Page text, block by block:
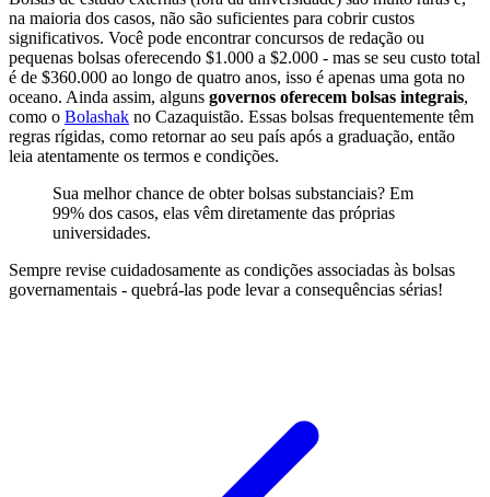
na maioria dos casos, não são suficientes para cobrir custos
significativos. Você pode encontrar concursos de redação ou
pequenas bolsas oferecendo $1.000 a $2.000 - mas se seu custo total
é de $360.000 ao longo de quatro anos, isso é apenas uma gota no
oceano. Ainda assim, alguns governos oferecem bolsas integrais,
como o Bolashak no Cazaquistão. Essas bolsas frequentemente têm
regras rígidas, como retornar ao seu país após a graduação, então
leia atentamente os termos e condições.
Sua melhor chance de obter bolsas substanciais? Em
99% dos casos, elas vêm diretamente das próprias
universidades.
Sempre revise cuidadosamente as condições associadas às bolsas
governamentais - quebrá-las pode levar a consequências sérias!